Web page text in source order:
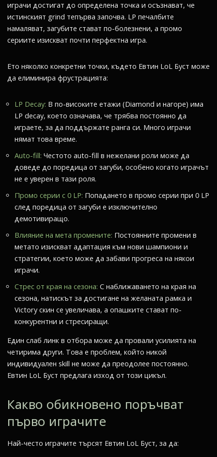
играчи достигат до определена точка и осъзнават, че
истинският grind тепърва започва. LP печалбите
намаляват, загубите стават по-болезнени, а промо
сериите изискват почти перфектна игра.
Ето няколко конкретни точки, където Евтин LoL Буст може
да елиминира фрустрацията:
LP Decay: В по-високите етажи (Diamond и нагоре) има
LP decay, което означава, че трябва постоянно да
играете, за да поддържате ранга си. Много играчи
нямат това време.
Auto-fill: Честото auto-fill в нежелани роли може да
доведе до поредица от загуби, особено когато играчът
не е уверен в тази роля.
Промо серии с 0 LP: Попадането в промо серии при 0 LP
след поредица от загуби е изключително
демотивиращо.
Влияние на мета промените: Постоянните промени в
метато изискват адаптация към нови шампиони и
стратегии, което може да забави прогреса на някои
играчи.
Стрес от края на сезона: С наближаването на края на
сезона, натискът за достигане на желаната рамка и
Victory скин се увеличава, а опашките стават по-
конкурентни и стресиращи.
Един слаб линк в отбора може да провали усилията на
четирима други. Това е проблем, който никой
индивидуален skill не може да преодолее постоянно.
Евтин LoL Буст предлага изход от този цикъл.
Какво обикновено поръчват
първо играчите
Най-често играчите търсят Евтин LoL Буст, за да: